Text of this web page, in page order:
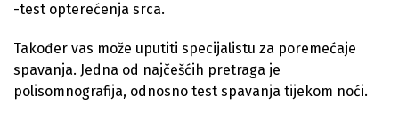
-test opterećenja srca.
Također vas može uputiti specijalistu za poremećaje
spavanja. Jedna od najčešćih pretraga je
polisomnografija, odnosno test spavanja tijekom noći.